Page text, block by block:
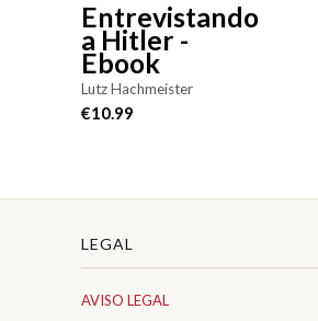
Entrevistando
a Hitler -
Ebook
Lutz Hachmeister
€10.99
LEGAL
AVISO LEGAL